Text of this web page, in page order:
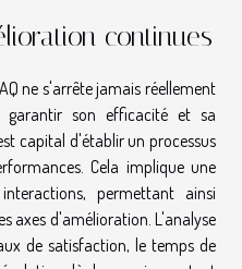
continues
ne s'arrête jamais réellement
garantir son efficacité et sa
capital d'établir un processus
Cela implique une
permettant ainsi
axes d'amélioration. L'analyse
de satisfaction, le temps de